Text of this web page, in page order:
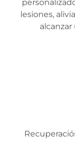
lesiones,